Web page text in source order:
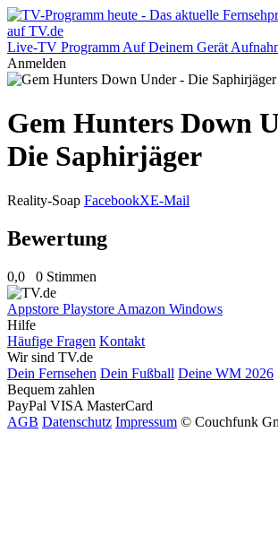
Live-TV Programm Auf Deinem Gerät
Anmelden
Gem Hunters Down
Die Saphirjäger
Reality-Soap FacebookXE-Mail
Bewertung
0,0 0 Stimmen
Appstore Playstore Amazon Windows
Hilfe
Häufige Fragen Kontakt
Wir sind TV.de
Dein Fernsehen Dein Fußball Deine WM 2026
Bequem zahlen
PayPal VISA MasterCard
AGB Datenschutz Impressum © Couchfunk